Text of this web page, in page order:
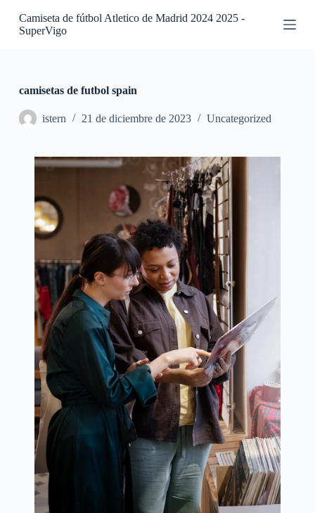
SCamiseta de fútbol Atletico de Madrid 2024 2025 -
SuperVigo
camisetas de futbol spain
istern 21 de diciembre de 2023 Uncategorized